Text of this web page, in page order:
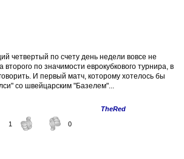
четвертый по счету день недели вовсе не
по значимости еврокубкового турнира, в
И первый матч, которому хотелось бы
со швейцарским "Базелем"...
TheRed
1 0